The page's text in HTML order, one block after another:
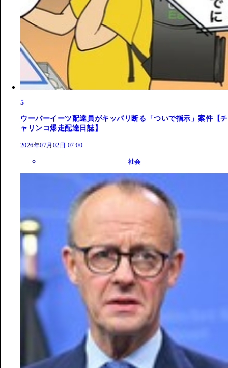
5
ウーバーイーツ配達員がキッパリ断る「ついで指示」案件【チ
ャリンコ爆走配達日誌】
2026年07月02日 07:00
社会